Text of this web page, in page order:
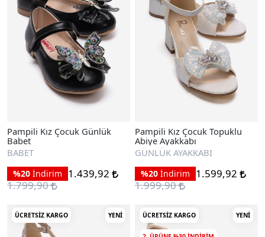
Pampili Kız Çocuk Günlük
Babet
BABET
%20 İndirim
1.439,92
1.799,90
Pampili Kız Çocuk Topuklu
Abiye Ayakkabı
GÜNLÜK AYAKKABI
%20 İndirim
1.599,92
1.999,90
ÜCRETSIZ KARGO YENI ÜCRETSIZ KARGO YENI